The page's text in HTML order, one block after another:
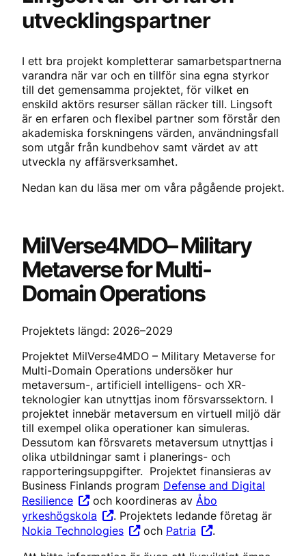
utvecklingspartner
I ett bra projekt kompletterar samarbetspartnerna
varandra när var och en tillför sina egna styrkor
till det gemensamma projektet, för vilket en
enskild aktörs resurser sällan räcker till. Lingsoft
är en erfaren och flexibel partner som förstår den
akademiska forskningens värden, användningsfall
som utgår från kundbehov samt värdet av att
utveckla ny affärsverksamhet.
Nedan kan du läsa mer om våra pågående projekt.
MilVerse4MDO– Military
Metaverse for Multi-
Domain Operations
Projektets längd: 2026–2029
Projektet MilVerse4MDO – Military Metaverse for
Multi-Domain Operations undersöker hur
metaversum-, artificiell intelligens- och XR-
teknologier kan utnyttjas inom försvarssektorn. I
projektet innebär metaversum en virtuell miljö där
till exempel olika operationer kan simuleras.
Dessutom kan försvarets metaversum utnyttjas i
olika utbildningar samt i planerings- och
rapporteringsuppgifter. Projektet finansieras av
Business Finlands program Defense and Digital
Resilience
och koordineras av Åbo
yrkeshögskola
. Projektets ledande företag är
Nokia Technologies
och Patria
.